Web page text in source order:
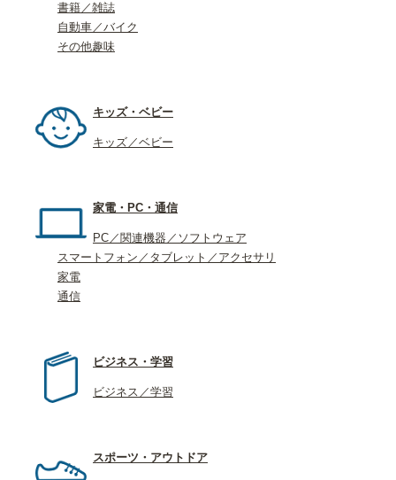
書籍／雑誌
自動車／バイク
その他趣味
キッズ・ベビー
キッズ／ベビー
家電・PC・通信
PC／関連機器／ソフトウェア
スマートフォン／タブレット／アクセサリ
家電
通信
ビジネス・学習
ビジネス／学習
スポーツ・アウトドア